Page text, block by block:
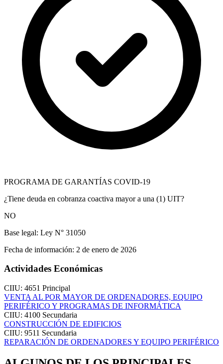
PROGRAMA DE GARANTÍAS COVID-19
¿Tiene deuda en cobranza coactiva mayor a una (1) UIT?
NO
Base legal: Ley N° 31050
Fecha de información: 2 de enero de 2026
Actividades Económicas
CIIU: 4651 Principal
VENTA AL POR MAYOR DE ORDENADORES, EQUIPO
PERIFÉRICO Y PROGRAMAS DE INFORMÁTICA
CIIU: 4100 Secundaria
CONSTRUCCIÓN DE EDIFICIOS
CIIU: 9511 Secundaria
REPARACIÓN DE ORDENADORES Y EQUIPO PERIFÉRICO